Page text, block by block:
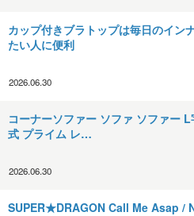
カップ付きブラトップは毎日のイン
たい人に便利
2026.06.30
コーナーソファー ソファ ソファー
式 プライム レ…
2026.06.30
SUPER★DRAGON Call Me Asap /